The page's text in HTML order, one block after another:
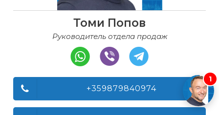
Томи Попов
Руководитель отдела продаж
+359879840974
1